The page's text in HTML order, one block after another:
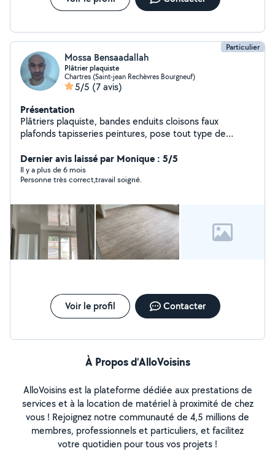
Particulier
Mossa Bensaadallah
Plâtrier plaquiste
Chartres (Saint-jean Rechèvres Bourgneuf)
5/5 (7 avis)
Présentation
Plâtriers plaquiste, bandes enduits cloisons faux
plafonds tapisseries peintures, pose tout type de
en kit!! Travaille propre et minutieux rapide et efficace
j'aime mon métier. Personne de confiance
Dernier avis laissé par Monique : 5/5
Il y a plus de 6 mois
Personne très correct,travail soigné.
Voir le profil Contacter
À Propos d’AlloVoisins
AlloVoisins est la plateforme dédiée aux prestations de
services et à la location de matériel à proximité de chez
vous ! Rejoignez notre communauté de 4,5 millions de
membres, professionnels et particuliers, et facilitez
votre quotidien pour tous vos projets !